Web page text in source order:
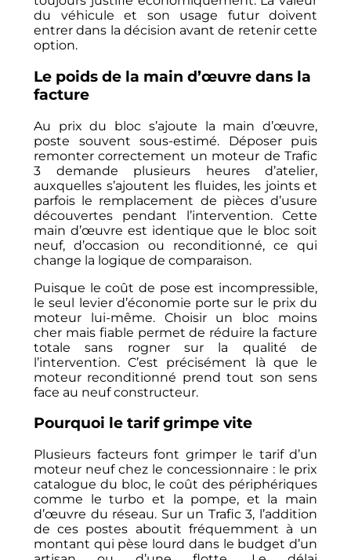
du véhicule et son usage futur doivent
entrer dans la décision avant de retenir cette
option.
Le poids de la main d’œuvre dans la
facture
Au prix du bloc s’ajoute la main d’œuvre,
poste souvent sous-estimé. Déposer puis
remonter correctement un moteur de Trafic
3 demande plusieurs heures d’atelier,
auxquelles s’ajoutent les fluides, les joints et
parfois le remplacement de pièces d’usure
découvertes pendant l’intervention. Cette
main d’œuvre est identique que le bloc soit
neuf, d’occasion ou reconditionné, ce qui
change la logique de comparaison.
Puisque le coût de pose est incompressible,
le seul levier d’économie porte sur le prix du
moteur lui-même. Choisir un bloc moins
cher mais fiable permet de réduire la facture
totale sans rogner sur la qualité de
l’intervention. C’est précisément là que le
moteur reconditionné prend tout son sens
face au neuf constructeur.
Pourquoi le tarif grimpe vite
Plusieurs facteurs font grimper le tarif d’un
moteur neuf chez le concessionnaire : le prix
catalogue du bloc, le coût des périphériques
comme le turbo et la pompe, et la main
d’œuvre du réseau. Sur un Trafic 3, l’addition
de ces postes aboutit fréquemment à un
montant qui pèse lourd dans le budget d’un